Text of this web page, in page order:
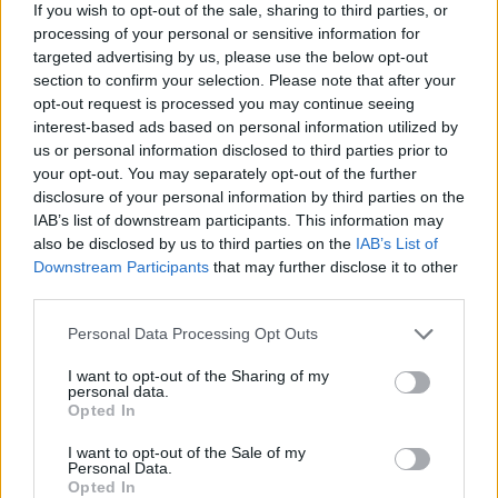
If you wish to opt-out of the sale, sharing to third parties, or
processing of your personal or sensitive information for
targeted advertising by us, please use the below opt-out
section to confirm your selection. Please note that after your
opt-out request is processed you may continue seeing
interest-based ads based on personal information utilized by
us or personal information disclosed to third parties prior to
your opt-out. You may separately opt-out of the further
disclosure of your personal information by third parties on the
IAB’s list of downstream participants. This information may
also be disclosed by us to third parties on the IAB’s List of
Downstream Participants that may further disclose it to other
Please note that this website/app uses one or more Google
not limited to your visit or usage behaviour. You may click to
grant or deny consent to Google and its third-party tags to
use your data for below specified purposes in below Google
consent section.
Personal Data Processing Opt Outs
I want to opt-out of the Sharing of my
personal data.
Opted In
I want to opt-out of the Sale of my
Personal Data.
Opted In
lánc kitüntetésben részesült, idén májusban vehette át a
Magyar Olimpiai Bizottság Fair Play bizottsága által
megítélt Fair Play-díjat. Az előadóművészek közül
elsőként ő lett a Széchenyi Irodalmi és Művészeti
Akadémia rendes tagja.
A világhírű zongoraművész a Nemzetközi
Gyermekmentő Szolgálat tagja és támogatója volt, 1990
óta minden évben születésnapján koncertet adott a
szervezet javára, amelynek bevételeit a szolgálat javára
ajánlotta fel.
Kocsis Zoltán azt vallotta: "Az örökérvényűségre kell
törekedni, nem a véglegességre. Arra, hogy az adott
átadhassuk a közönség számára azt az élményt, amely a
művel való első találkozáskor és a darabbal foglalkozás
során folyamatosan ér bennünket." Úgy vélte, a szavak
elvesztették súlyukat, csak tettekkel lehet példát mutatni,